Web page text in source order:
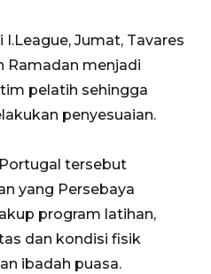
Jumat, Tavares
Ramadan menjadi
pelatih sehingga
penyesuaian.
tersebut
yang Persebaya
program latihan,
dan kondisi fisik
ibadah puasa.